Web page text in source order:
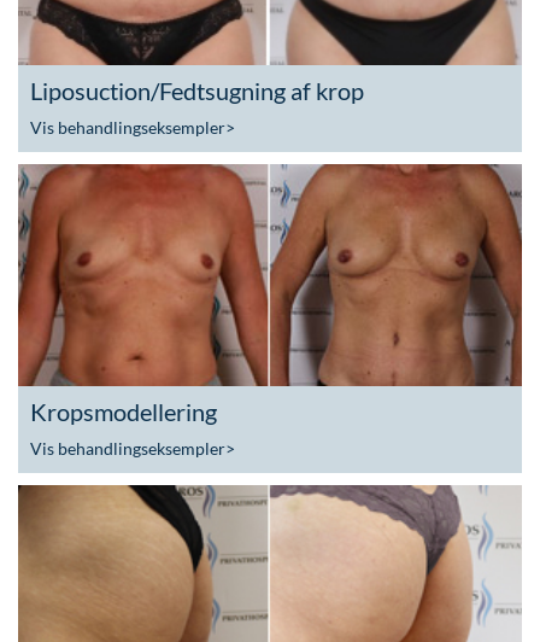
Liposuction/Fedtsugning af krop
Vis behandlingseksempler>
Kropsmodellering
Vis behandlingseksempler>